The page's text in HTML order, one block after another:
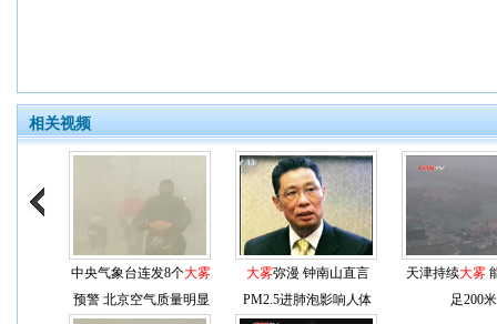
相关视频
中央气象台连发8个大雾
预警 北京空气质量明显
大雾弥漫 钟南山直言
PM2.5进肺泡影响人体
天津持续大雾
足200米